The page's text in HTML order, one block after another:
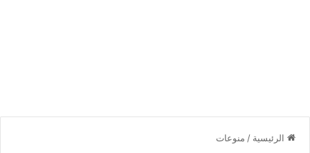
الرئيسية / منوعات